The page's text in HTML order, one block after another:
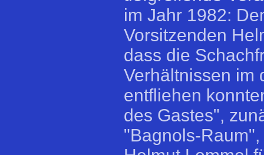
im Jahr 1982:
Vorsitzenden
dass die
Verhältnissen im
entfliehen
des Gastes",
"Bagnols-